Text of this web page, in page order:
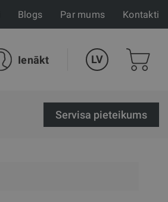
Blogs Par mums Kontakti
Ienākt LV
Servisa pieteikums